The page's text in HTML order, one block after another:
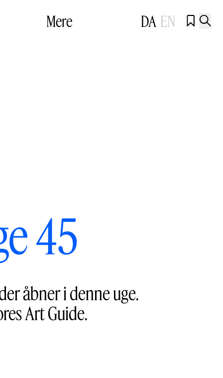
Mere DA EN  
45
åbner i denne uge.
Art Guide.